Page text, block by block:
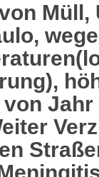
Jahr